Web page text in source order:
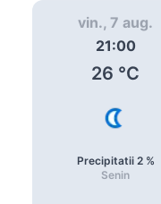
vin., 7 aug.
21:00
26 °C
Precipitatii 2%
Senin